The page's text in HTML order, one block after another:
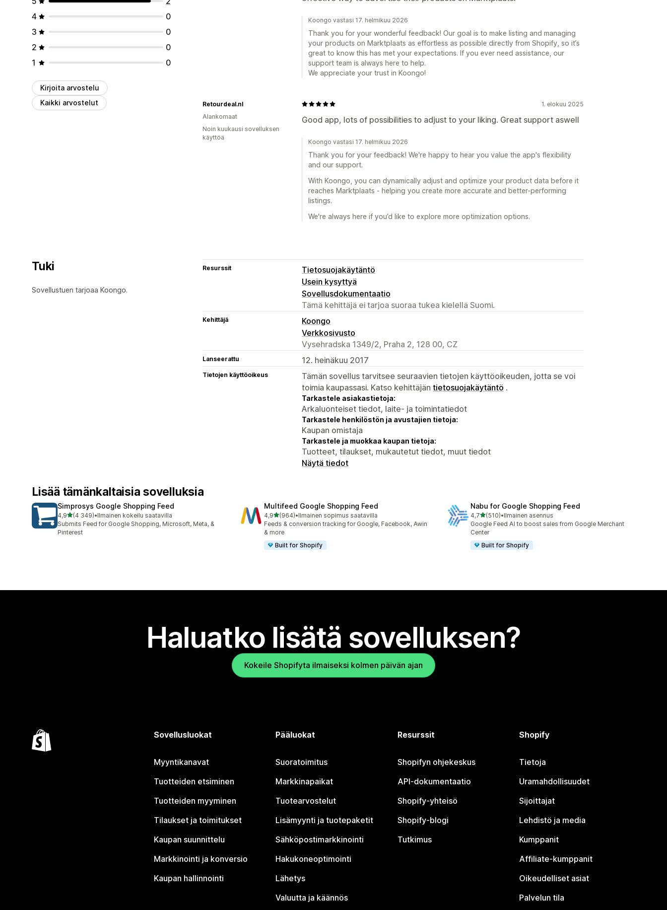
4
0
3
0
2
0
1
0
Kirjoita arvostelu
Kaikki arvostelut
Koongo vastasi 17. helmikuu 2026
Thank you for your wonderful feedback! Our goal is to make listing and managing
your products on Marktplaats as effortless as possible directly from Shopify, so it’s
great to know this has met your expectations. If you ever need assistance, our
support team is always here to help.
We appreciate your trust in Koongo!
1. elokuu 2025
Good app, lots of possibilities to adjust to your liking. Great support aswell
Retourdeal.nl
Alankomaat
Noin kuukausi sovelluksen
käyttöä
Koongo vastasi 17. helmikuu 2026
Thank you for your feedback! We're happy to hear you value the app's flexibility
and our support.
With Koongo, you can dynamically adjust and optimize your product data before it
reaches Marktplaats - helping you create more accurate and better-performing
listings.
We're always here if you’d like to explore more optimization options.
Tuki
Sovellustuen tarjoaa Koongo.
Resurssit
Tietosuojakäytäntö
Usein kysyttyä
Sovellusdokumentaatio
Tämä kehittäjä ei tarjoa suoraa tukea kielellä Suomi.
Kehittäjä
Koongo
Verkkosivusto
Vysehradska 1349/2, Praha 2, 128 00, CZ
Lanseerattu 12. heinäkuu 2017
Tietojen käyttöoikeus
Tämän sovellus tarvitsee seuraavien tietojen käyttöoikeuden, jotta se voi
toimia kaupassasi. Katso kehittäjän tietosuojakäytäntö .
Tarkastele asiakastietoja:
Arkaluonteiset tiedot, laite- ja toimintatiedot
Tarkastele henkilöstön ja avustajien tietoja:
Kaupan omistaja
Tarkastele ja muokkaa kaupan tietoja:
Tuotteet, tilaukset, mukautetut tiedot, muut tiedot
Näytä tiedot
Lisää tämänkaltaisia sovelluksia
Simprosys Google Shopping Feed
4,9/ 5 tähteä
(4 349)
4349 arvostelua yhteensä
•Ilmainen kokeilu saatavilla
Submits Feed for Google Shopping, Microsoft, Meta, &
Pinterest
Multifeed Google Shopping Feed
4,9/ 5 tähteä
(964)
964 arvostelua yhteensä
•Ilmainen sopimus saatavilla
Feeds & conversion tracking for Google, Facebook, Awin
& more
Built for Shopify
Nabu for Google Shopping Feed
4,7/ 5 tähteä
(510)
510 arvostelua yhteensä
•Ilmainen asennus
Google Feed AI to boost sales from Google Merchant
Center
Built for Shopify
Haluatko lisätä sovelluksen?
Kokeile Shopifyta ilmaiseksi kolmen päivän ajan
Sovellusluokat
Myyntikanavat
Tuotteiden etsiminen
Tuotteiden myyminen
Tilaukset ja toimitukset
Kaupan suunnittelu
Markkinointi ja konversio
Kaupan hallinnointi
Pääluokat
Suoratoimitus
Markkinapaikat
Tuotearvostelut
Lisämyynti ja tuotepaketit
Sähköpostimarkkinointi
Hakukoneoptimointi
Lähetys
Valuutta ja käännös
Resurssit
Shopifyn ohjekeskus
API-dokumentaatio
Shopify-yhteisö
Shopify-blogi
Tutkimus
Shopify
Tietoja
Uramahdollisuudet
Sijoittajat
Lehdistö ja media
Kumppanit
Affiliate-kumppanit
Oikeudelliset asiat
Palvelun tila